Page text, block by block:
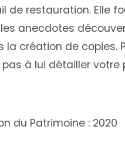
restauration. Elle
anecdotes
création de copies.
à lui détailler votre
du Patrimoine : 2020